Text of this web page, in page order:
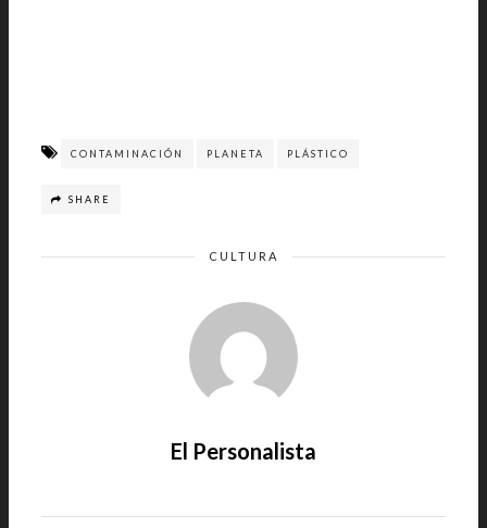
CONTAMINACIÓN PLANETA PLÁSTICO
SHARE
CULTURA
El Personalista